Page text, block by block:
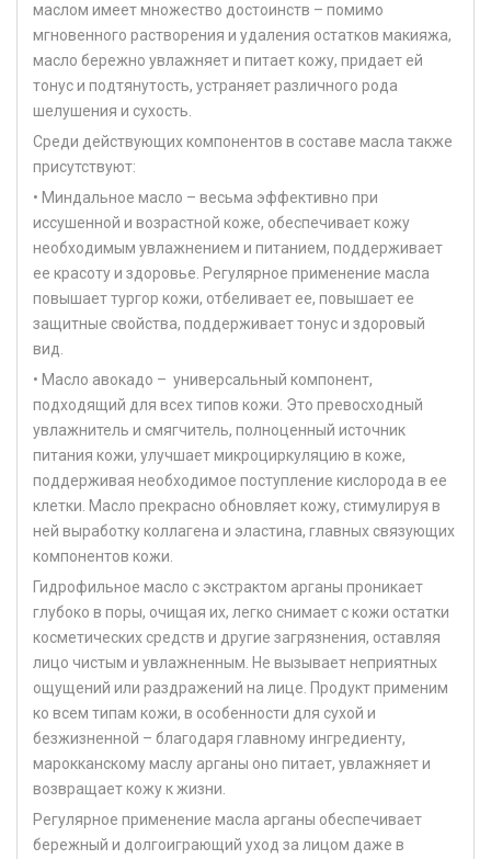
маслом имеет множество достоинств – помимо
мгновенного растворения и удаления остатков макияжа,
масло бережно увлажняет и питает кожу, придает ей
тонус и подтянутость, устраняет различного рода
шелушения и сухость.
Среди действующих компонентов в составе масла также
присутствуют:
• Миндальное масло – весьма эффективно при
иссушенной и возрастной коже, обеспечивает кожу
необходимым увлажнением и питанием, поддерживает
ее красоту и здоровье. Регулярное применение масла
повышает тургор кожи, отбеливает ее, повышает ее
защитные свойства, поддерживает тонус и здоровый
вид.
• Масло авокадо – универсальный компонент,
подходящий для всех типов кожи. Это превосходный
увлажнитель и смягчитель, полноценный источник
питания кожи, улучшает микроциркуляцию в коже,
поддерживая необходимое поступление кислорода в ее
клетки. Масло прекрасно обновляет кожу, стимулируя в
ней выработку коллагена и эластина, главных связующих
компонентов кожи.
Гидрофильное масло с экстрактом арганы проникает
глубоко в поры, очищая их, легко снимает с кожи остатки
косметических средств и другие загрязнения, оставляя
лицо чистым и увлажненным. Не вызывает неприятных
ощущений или раздражений на лице. Продукт применим
ко всем типам кожи, в особенности для сухой и
безжизненной – благодаря главному ингредиенту,
марокканскому маслу арганы оно питает, увлажняет и
возвращает кожу к жизни.
Регулярное применение масла арганы обеспечивает
бережный и долгоиграющий уход за лицом даже в